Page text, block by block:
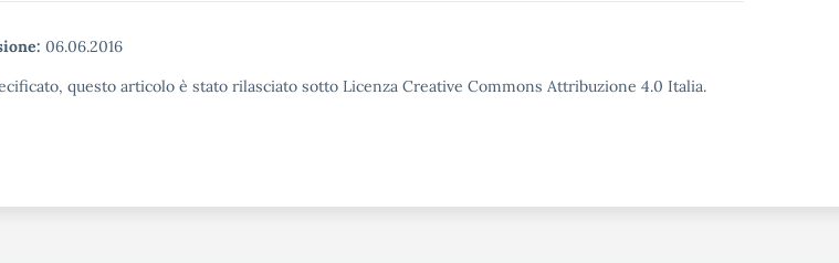
06.06.2016
questo articolo è stato rilasciato sotto Licenza Creative Commons Attribuzione 4.0 Italia.